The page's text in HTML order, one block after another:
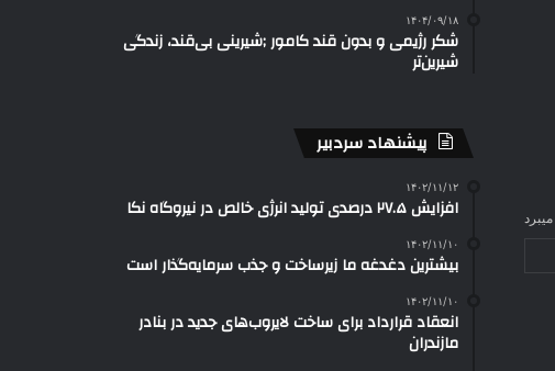
۱۴۰۴/۰۹/۱۸
شکر رژیمی و بدون قند کامور ;شیرینی بی‌قند، زندگی
شیرین‌تر
پیشنهاد سردبیر
۱۴۰۲/۱۱/۱۲
افزایش ۲۷.۵ درصدی تولید انرژی خالص در نیروگاه نکا
۱۴۰۲/۱۱/۱۰
بیشترین دغدغه ما زیرساخت و جذب سرمایه‌گذار است
۱۴۰۲/۱۱/۱۰
انعقاد قرارداد برای ساخت لایروب‌های جدید در بنادر
مازندران